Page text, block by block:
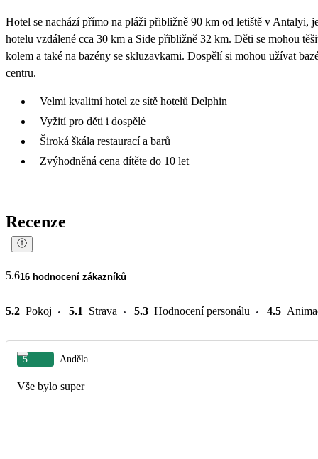
Hotel se nachází přímo na pláži přibližně 90 km od letiště v Antalyi,
hotelu vzdálené cca 30 km a Side přibližně 32 km. Děti se mohou
kolem a také na bazény se skluzavkami. Dospělí si mohou užívat
centru.
Velmi kvalitní hotel ze sítě hotelů Delphin
Vyžití pro děti i dospělé
Široká škála restaurací a barů
Zvýhodněná cena dítěte do 10 let
Recenze
5.616 hodnocení zákazníků
5.2 Pokoj 5.1 Strava 5.3 Hodnocení personálu 4.5
5 Anděla
Vše bylo super